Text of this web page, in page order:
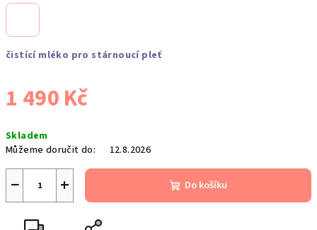
čistící mléko pro stárnoucí pleť
1 490 Kč
cena:
Skladem
Můžeme doručit do:
12.8.2026
+
− Do košíku